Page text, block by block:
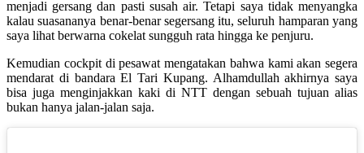
menjadi gersang dan pasti susah air. Tetapi saya tidak menyangka
kalau suasananya benar-benar segersang itu, seluruh hamparan yang
saya lihat berwarna cokelat sungguh rata hingga ke penjuru.
Kemudian cockpit di pesawat mengatakan bahwa kami akan segera
mendarat di bandara El Tari Kupang. Alhamdullah akhirnya saya
bisa juga menginjakkan kaki di NTT dengan sebuah tujuan alias
bukan hanya jalan-jalan saja.